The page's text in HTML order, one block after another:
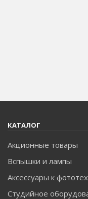
КАТАЛОГ
Акционные товары
Вспышки и лампы
Аксессуары к
Студийное